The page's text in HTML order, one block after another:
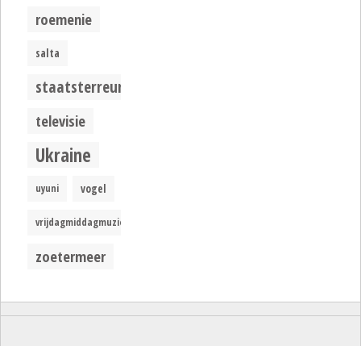
roemenie
salta
staatsterreur
televisie
Ukraine
uyuni vogel
vrijdagmiddagmuziek
zoetermeer